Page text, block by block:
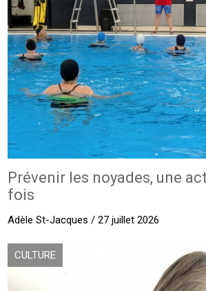
Prévenir les noyades, une
fois
Adèle St-Jacques / 27 juillet 2026
CULTURE